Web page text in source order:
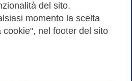
del sito.
momento la scelta
cookie", nel footer del sito
dei risultati dei
due iniziative strategiche
PNRR – Missione 4 del
e della Ri…